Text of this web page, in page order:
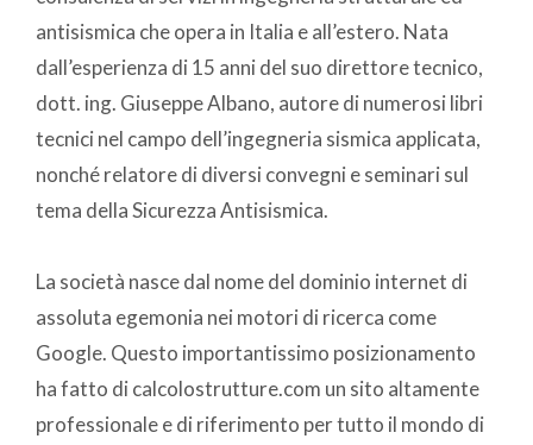
antisismica che opera in Italia e all’estero. Nata
dall’esperienza di 15 anni del suo direttore tecnico,
dott. ing. Giuseppe Albano, autore di numerosi libri
tecnici nel campo dell’ingegneria sismica applicata,
nonché relatore di diversi convegni e seminari sul
tema della Sicurezza Antisismica.
La società nasce dal nome del dominio internet di
assoluta egemonia nei motori di ricerca come
Google. Questo importantissimo posizionamento
ha fatto di calcolostrutture.com un sito altamente
professionale e di riferimento per tutto il mondo di